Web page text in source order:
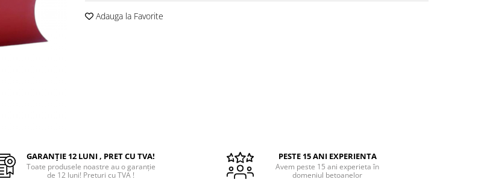
Adauga la Favorite
GARANȚIE 12 LUNI , PRET CU TVA!
Toate produsele noastre au o garanție
de 12 luni! Preturi cu TVA !
PESTE 15 ANI EXPERIENTA
Avem peste 15 ani experieta în
domeniul betoanelor